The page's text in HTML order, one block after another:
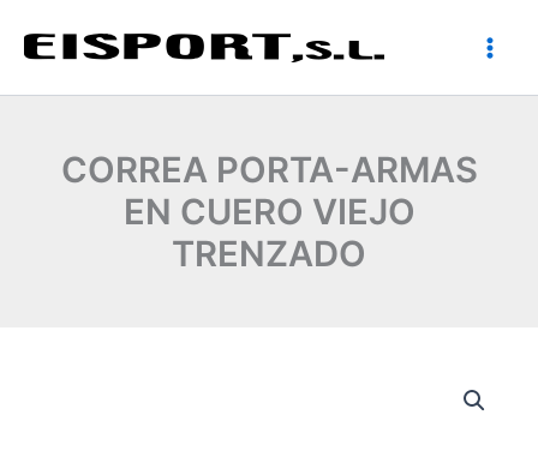
CORREA PORTA-ARMAS
EN CUERO VIEJO
TRENZADO